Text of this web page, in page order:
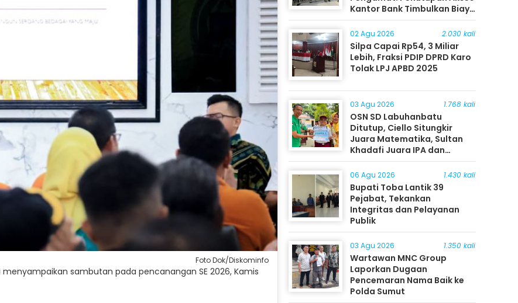
Foto Dok/Diskominfo
menyampaikan sambutan pada pencanangan SE 2026, Kamis
Kantor Bank Timbulkan Biaya
Ekonomi bagi Masyarakat
02 Agu 2026 2.030 kali
Silpa Capai Rp54, 3 Miliar
Lebih, Fraksi PDIP DPRD Karo
Tolak LPJ APBD 2025
03 Agu 2026 1.768 kali
OSN SD Labuhanbatu
Ditutup, Ciello Situngkir
Juara Matematika, Sultan
Khadafi Juara IPA dan
Timothy Rangkuti Juara IPS
06 Agu 2026 1.430 kali
Bupati Toba Lantik 39
Pejabat, Tekankan
Integritas dan Pelayanan
Publik
03 Agu 2026 1.350 kali
Wartawan MNC Group
Laporkan Dugaan
Pencemaran Nama Baik ke
Polda Sumut